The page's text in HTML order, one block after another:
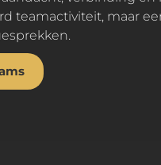
teamactiviteit, maar